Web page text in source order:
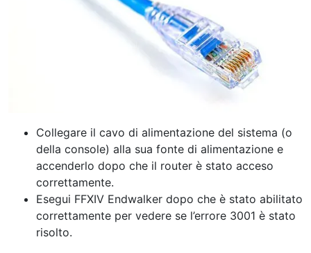
Collegare il cavo di alimentazione del sistema (o
della console) alla sua fonte di alimentazione e
accenderlo dopo che il router è stato acceso
correttamente.
Esegui FFXIV Endwalker dopo che è stato abilitato
correttamente per vedere se l’errore 3001 è stato
risolto.